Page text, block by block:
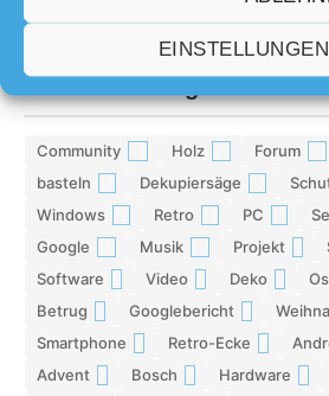
Teilgenommen: 4
Themen-Schlagworte
Community Holz Forum
basteln Dekupiersäge
Windows Retro PC
Google Musik Projekt
Software Video Deko
Betrug Googlebericht
Smartphone Retro-Ecke
Advent Bosch Hardware